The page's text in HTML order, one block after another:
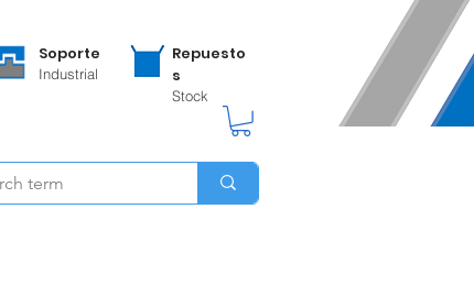
Soporte
Industrial
Repuesto
s
Stock